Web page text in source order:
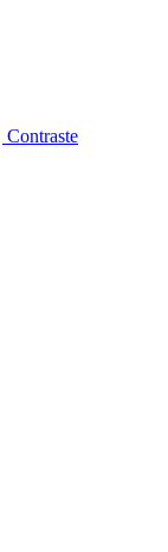
Contraste